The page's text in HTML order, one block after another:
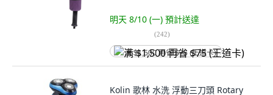
明天 8/10 (一) 預計送達
(242)
满 $1,500 再省 $75 (王道卡)
Kolin 歌林 水洗 浮動三刀頭 Rotary